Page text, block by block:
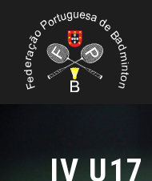
IV U17